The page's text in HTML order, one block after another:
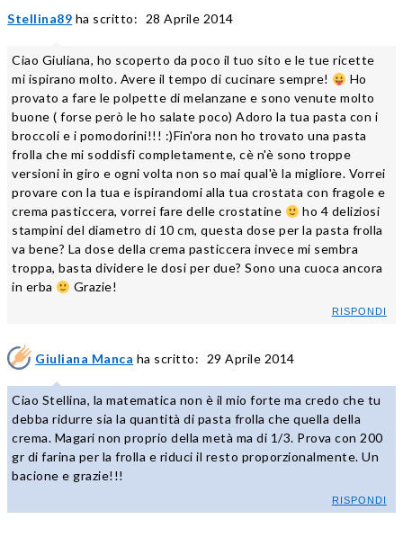
Stellina89 ha scritto: 28 Aprile 2014
Ciao Giuliana, ho scoperto da poco il tuo sito e le tue ricette
mi ispirano molto. Avere il tempo di cucinare sempre!
Ho
provato a fare le polpette di melanzane e sono venute molto
buone ( forse però le ho salate poco) Adoro la tua pasta con i
broccoli e i pomodorini!!! :)Fin'ora non ho trovato una pasta
frolla che mi soddisfi completamente, cè n'è sono troppe
versioni in giro e ogni volta non so mai qual'è la migliore. Vorrei
provare con la tua e ispirandomi alla tua crostata con fragole e
crema pasticcera, vorrei fare delle crostatine
ho 4 deliziosi
stampini del diametro di 10 cm, questa dose per la pasta frolla
va bene? La dose della crema pasticcera invece mi sembra
troppa, basta dividere le dosi per due? Sono una cuoca ancora
in erba
Grazie!
RISPONDI
Giuliana Manca ha scritto: 29 Aprile 2014
Ciao Stellina, la matematica non è il mio forte ma credo che tu
debba ridurre sia la quantità di pasta frolla che quella della
crema. Magari non proprio della metà ma di 1/3. Prova con 200
gr di farina per la frolla e riduci il resto proporzionalmente. Un
bacione e grazie!!!
RISPONDI